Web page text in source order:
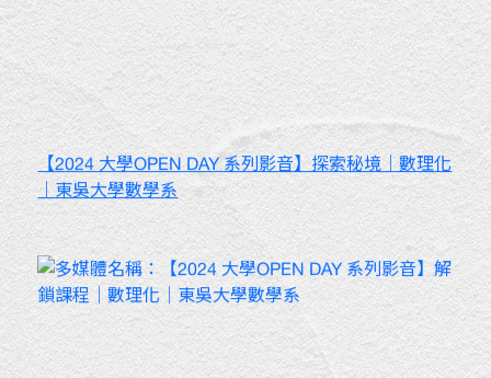
【2024 大學OPEN DAY 系列影音】探索秘境｜數理化
｜東吳大學數學系